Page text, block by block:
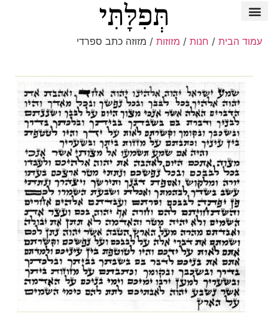
עמוד הבית / חנות / מזוזות / מזוזה כתב ספרדי